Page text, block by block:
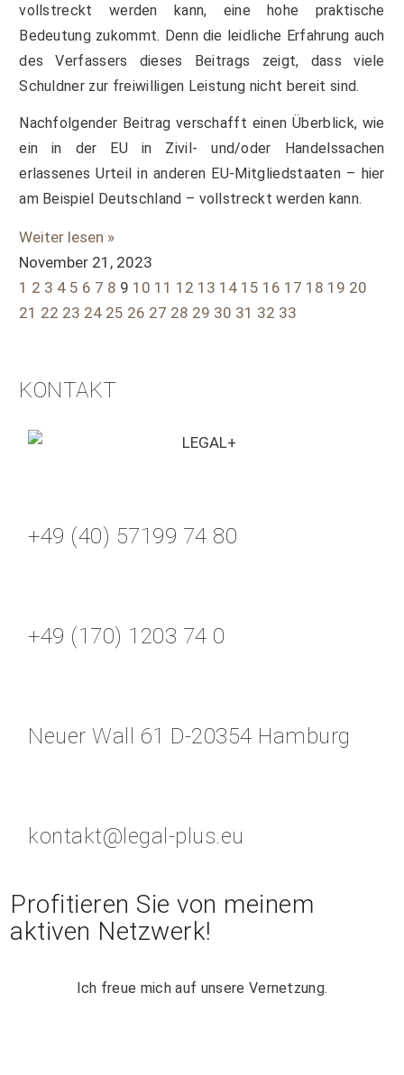
vollstreckt werden kann, eine hohe praktische
Bedeutung zukommt. Denn die leidliche Erfahrung auch
des Verfassers dieses Beitrags zeigt, dass viele
Schuldner zur freiwilligen Leistung nicht bereit sind.
Nachfolgender Beitrag verschafft einen Überblick, wie
ein in der EU in Zivil- und/oder Handelssachen
erlassenes Urteil in anderen EU-Mitgliedstaaten – hier
am Beispiel Deutschland – vollstreckt werden kann.
Weiter lesen »
November 21, 2023
1 2 3 4 5 6 7 8 9 10 11 12 13 14 15 16 17 18 19 20
21 22 23 24 25 26 27 28 29 30 31 32 33
KONTAKT
+49 (40) 57199 74 80
+49 (170) 1203 74 0
Neuer Wall 61 D-20354 Hamburg
kontakt@legal-plus.eu
Profitieren Sie von meinem
aktiven Netzwerk!
Ich freue mich auf unsere Vernetzung.